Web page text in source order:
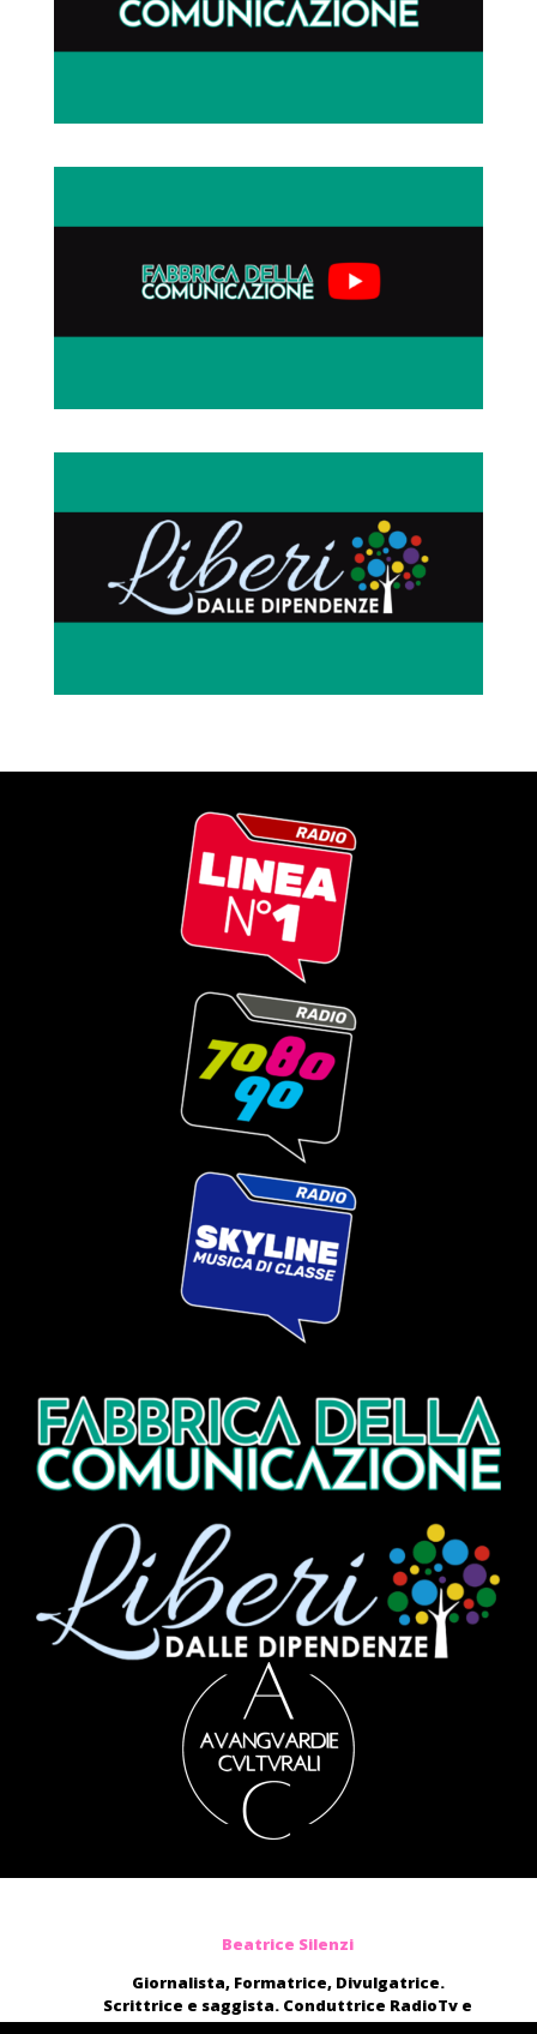
Beatrice Silenzi
Giornalista, Formatrice, Divulgatrice.
Scrittrice e saggista. Conduttrice RadioTv e
blogger.